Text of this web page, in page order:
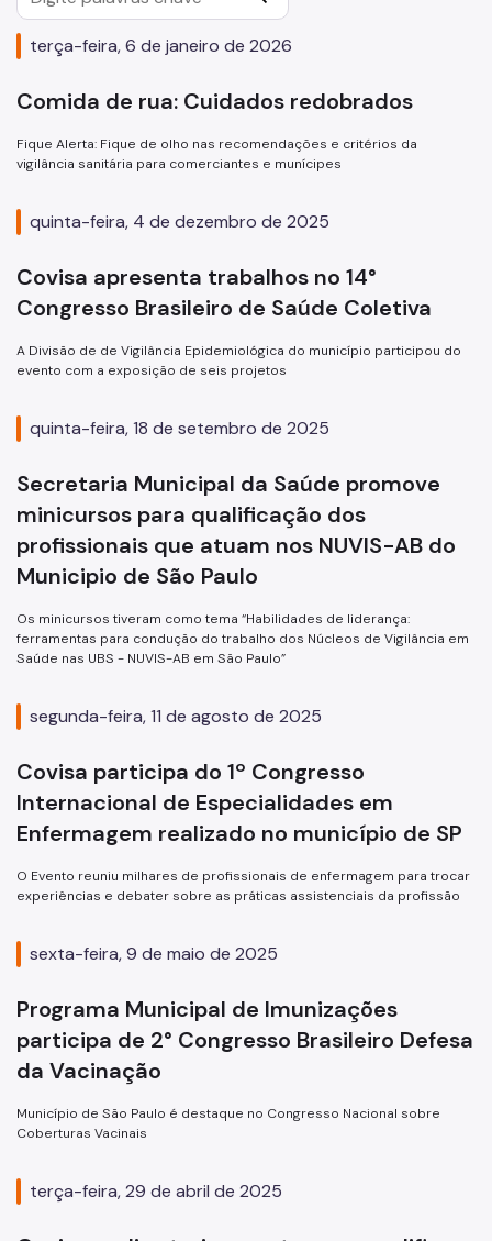
Vacinação
De Olho na Carteirinha
De Olho na Fila
Vacina Sampa contra Covid-19
Controle da Dengue
Empresa/Estabelecimento
Licença Sanitária - CMVS
Consulta - CMVS
Praça de Atendimento
Guias Técnicos
Autoridades Sanitárias
Laudo Técnico de Avaliação - LTA
Unidades de Vigilância - UVIS
Notificação Compulsória
Planejamento e Gestão
Ouvidoria
Editais
terça-feira, 6 de janeiro de 2026
Comida de rua: Cuidados redobrados
Fique Alerta: Fique de olho nas recomendações e critérios da
vigilância sanitária para comerciantes e munícipes
quinta-feira, 4 de dezembro de 2025
Covisa apresenta trabalhos no 14°
Congresso Brasileiro de Saúde Coletiva
A Divisão de de Vigilância Epidemiológica do município participou do
evento com a exposição de seis projetos
quinta-feira, 18 de setembro de 2025
Secretaria Municipal da Saúde promove
minicursos para qualificação dos
profissionais que atuam nos NUVIS-AB do
Municipio de São Paulo
Os minicursos tiveram como tema “Habilidades de liderança:
ferramentas para condução do trabalho dos Núcleos de Vigilância em
Saúde nas UBS - NUVIS-AB em São Paulo”
segunda-feira, 11 de agosto de 2025
Covisa participa do 1º Congresso
Internacional de Especialidades em
Enfermagem realizado no município de SP
O Evento reuniu milhares de profissionais de enfermagem para trocar
experiências e debater sobre as práticas assistenciais da profissão
sexta-feira, 9 de maio de 2025
Programa Municipal de Imunizações
participa de 2° Congresso Brasileiro Defesa
da Vacinação
Município de São Paulo é destaque no Congresso Nacional sobre
Coberturas Vacinais
terça-feira, 29 de abril de 2025